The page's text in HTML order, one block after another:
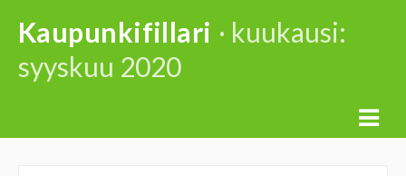
content
Kaupunkifillari · kuukausi:
syyskuu 2020